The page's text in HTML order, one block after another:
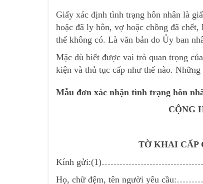
Giấy xác định tình trạng hôn nhân là
hoặc đã ly hôn, vợ hoặc chồng đã
thể không có. Là văn bản do Ủy ban
Mặc dù biết được vai trò quan trọng
kiện và thủ tục cấp như thế nào.
Mẫu đơn xác nhận tình trạng hôn
CỘNG
TỜ KHAI CẤP
Kính
Họ, chữ đệm, tên người